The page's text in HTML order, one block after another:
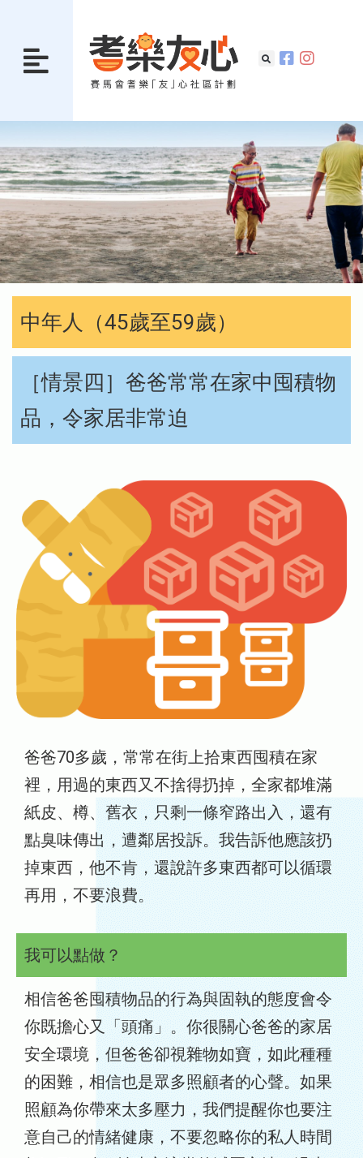
中年人（45歲至59歲）
［情景四］爸爸常常在家中囤積物
品，令家居非常迫
爸爸70多歲，常常在街上拾東西囤積在家
裡，用過的東西又不捨得扔掉，全家都堆滿
紙皮、樽、舊衣，只剩一條窄路出入，還有
點臭味傳出，遭鄰居投訴。我告訴他應該扔
掉東西，他不肯，還說許多東西都可以循環
再用，不要浪費。
我可以點做？
相信爸爸囤積物品的行為與固執的態度會令
你既擔心又「頭痛」。你很關心爸爸的家居
安全環境，但爸爸卻視雜物如寶，如此種種
的困難，相信也是眾多照顧者的心聲。如果
照顧為你帶來太多壓力，我們提醒你也要注
意自己的情緒健康，不要忽略你的私人時間